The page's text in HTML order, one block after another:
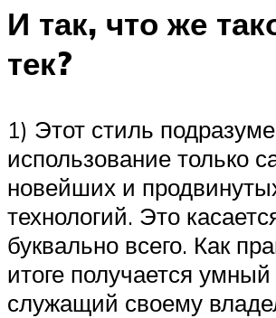
И так, что же
тек?
1) Этот стиль
использование только
новейших и
технологий. Это
буквально всего. Как
итоге получается
служащий своему